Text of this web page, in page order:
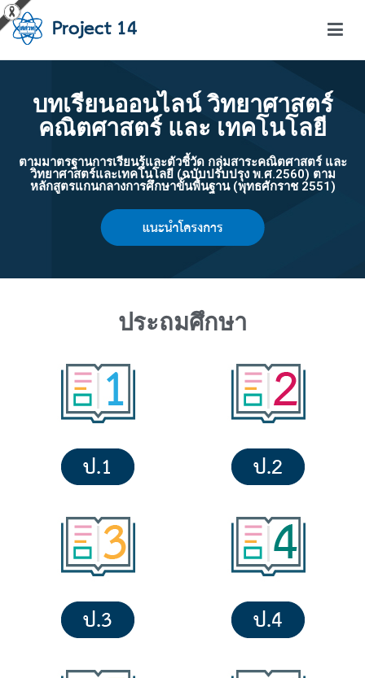
โครงการสอนออนไลน์ – Project 14
สถาบันส่งเสริมการสอนวิทยาศาสตร์และเทคโนโลยี (สสวท.)
บทเรียนออนไลน์ วิทยาศาสตร์
คณิตศาสตร์ และ เทคโนโลยี
ตามมาตรฐานการเรียนรู้และตัวชี้วัด กลุ่มสาระคณิตศาสตร์ และ
วิทยาศาสตร์และเทคโนโลยี (ฉบับปรับปรุง พ.ศ.2560) ตาม
หลักสูตรแกนกลางการศึกษาขั้นพื้นฐาน (พุทธศักราช 2551)
ประถมศึกษา